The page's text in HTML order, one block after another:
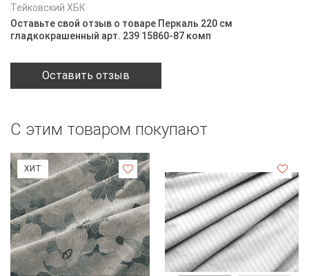
Тейковский ХБК
Оставьте свой отзыв о товаре Перкаль 220 см
гладкокрашенный арт. 239 15860-87 комп
Оставить отзыв
С этим товаром покупают
ХИТ